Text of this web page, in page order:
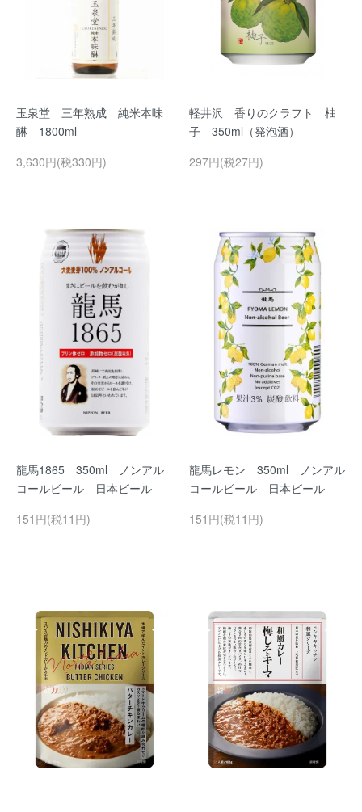
玉泉堂 三年熟成 純米本味
醂 1800ml
3,630円(税330円)
軽井沢 香りのクラフト 柚
子 350ml（発泡酒）
297円(税27円)
龍馬1865 350ml ノンアル
コールビール 日本ビール
151円(税11円)
龍馬レモン 350ml ノンアル
コールビール 日本ビール
151円(税11円)